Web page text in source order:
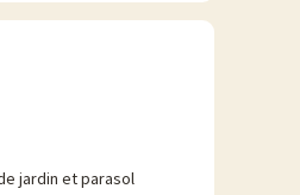
jardin et parasol